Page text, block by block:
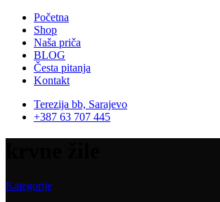
Početna
Shop
Naša priča
BLOG
Česta pitanja
Kontakt
Terezija bb, Sarajevo
+387 63 707 445
Kategorije